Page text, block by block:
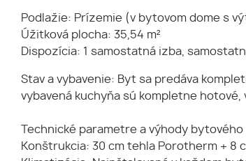
Podlažie: Prízemie (v bytovom dome s
Úžitková plocha: 35,54 m²
Dispozícia: 1 samostatná izba,
Stav a vybavenie: Byt sa predáva
vybavená kuchyňa sú kompletne hotové,
Technické parametre a výhody bytového
Konštrukcia: 30 cm tehla Porotherm + 8